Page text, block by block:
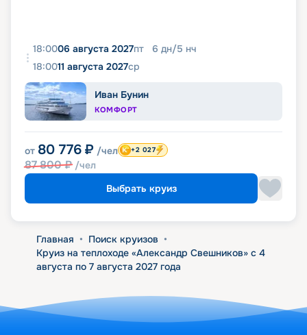
18:0006 августа 2027пт 6 дн/5 нч
18:0011 августа 2027ср
Иван Бунин
КОМФОРТ
от 80 776 ₽ /чел
87 800₽ /чел
+2 027
Выбрать круиз
Главная • Поиск круизов •
Круиз на теплоходе «Александр Свешников» с 4
августа по 7 августа 2027 года